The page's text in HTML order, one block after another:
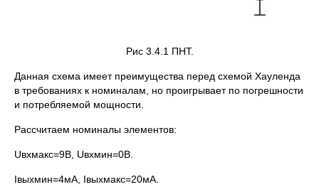
Рис 3.4.1 ПНТ.
Данная схема имеет преимущества перед схемой Хауленда
в требованияx к номиналам, но проигрывает по погрешности
и потребляемой мощности.
Рассчитаем номиналы элементов:
Uвхмакс=9В, Uвхмин=0В.
Iвыхмин=4мА, Iвыхмакс=20мА.